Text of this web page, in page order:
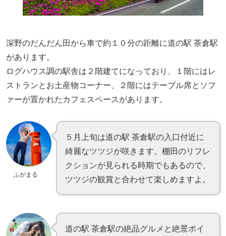
深野のだんだん田から車で約１０分の距離に道の駅 茶倉駅
があります。
ログハウス調の駅舎は２階建てになっており、１階にはレ
ストランとお土産物コーナー、２階にはテーブル席とソフ
ァーが置かれたカフェスペースがあります。
ふがまる
５月上旬は道の駅 茶倉駅の入口付近に
綺麗なツツジが咲きます。棚田のリフレ
クションが見られる時期でもあるので、
ツツジの観賞と合わせて楽しめますよ。
道の駅 茶倉駅の絶品グルメと絶景ポイ